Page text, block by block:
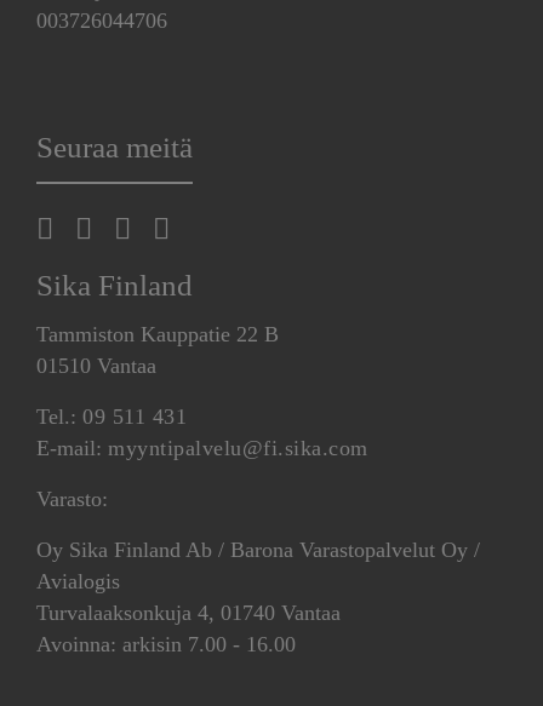
003726044706
Seuraa meitä
Sika Finland
Tammiston Kauppatie 22 B
01510 Vantaa
Tel.: 09 511 431
E-mail: myyntipalvelu@fi.sika.com
Varasto:
Oy Sika Finland Ab / Barona Varastopalvelut Oy /
Avialogis
Turvalaaksonkuja 4, 01740 Vantaa
Avoinna: arkisin 7.00 - 16.00